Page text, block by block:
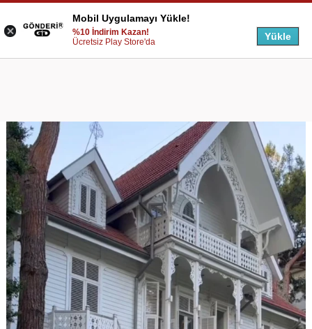
Mobil Uygulamayı Yükle!
%10 İndirim Kazan!
Ücretsiz Play Store'da
Yükle